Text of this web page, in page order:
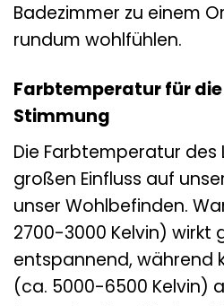
Badezimmer zu einem
rundum wohlfühlen.
Farbtemperatur für
Stimmung
Die Farbtemperatur des
großen Einfluss auf
unser Wohlbefinden.
2700-3000 Kelvin) wirkt
entspannend, während
(ca. 5000-6500 Kelvin)